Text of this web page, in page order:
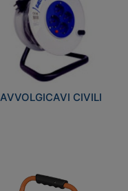
AVVOLGICAVI CIVILI